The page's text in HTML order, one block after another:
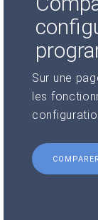
Sur une
les